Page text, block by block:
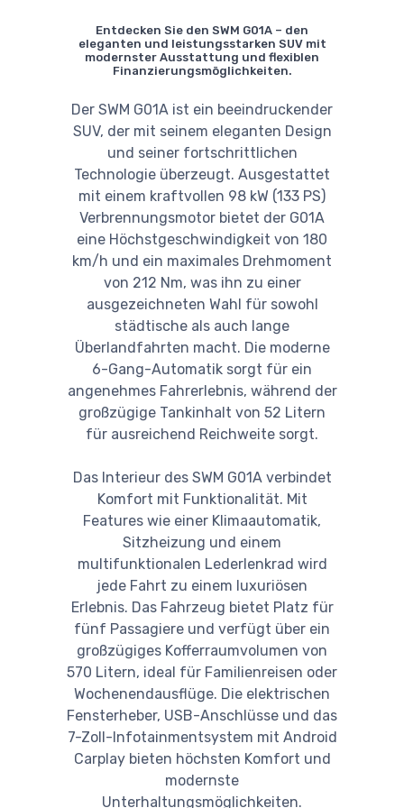
Entdecken Sie den SWM G01A – den
eleganten und leistungsstarken SUV mit
modernster Ausstattung und flexiblen
Finanzierungsmöglichkeiten.
Der SWM G01A ist ein beeindruckender
SUV, der mit seinem eleganten Design
und seiner fortschrittlichen
Technologie überzeugt. Ausgestattet
mit einem kraftvollen 98 kW (133 PS)
Verbrennungsmotor bietet der G01A
eine Höchstgeschwindigkeit von 180
km/h und ein maximales Drehmoment
von 212 Nm, was ihn zu einer
ausgezeichneten Wahl für sowohl
städtische als auch lange
Überlandfahrten macht. Die moderne
6-Gang-Automatik sorgt für ein
angenehmes Fahrerlebnis, während der
großzügige Tankinhalt von 52 Litern
für ausreichend Reichweite sorgt.
Das Interieur des SWM G01A verbindet
Komfort mit Funktionalität. Mit
Features wie einer Klimaautomatik,
Sitzheizung und einem
multifunktionalen Lederlenkrad wird
jede Fahrt zu einem luxuriösen
Erlebnis. Das Fahrzeug bietet Platz für
fünf Passagiere und verfügt über ein
großzügiges Kofferraumvolumen von
570 Litern, ideal für Familienreisen oder
Wochenendausflüge. Die elektrischen
Fensterheber, USB-Anschlüsse und das
7-Zoll-Infotainmentsystem mit Android
Carplay bieten höchsten Komfort und
modernste
Unterhaltungsmöglichkeiten.